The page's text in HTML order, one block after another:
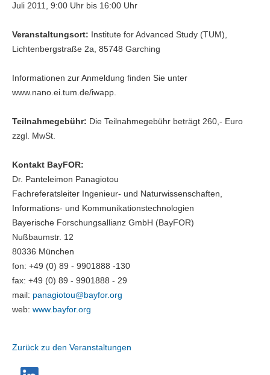
Juli 2011, 9:00 Uhr bis 16:00 Uhr
Veranstaltungsort: Institute for Advanced Study (TUM),
Lichtenbergstraße 2a, 85748 Garching
Informationen zur Anmeldung finden Sie unter
www.nano.ei.tum.de/iwapp.
Teilnahmegebühr: Die Teilnahmegebühr beträgt 260,- Euro
zzgl. MwSt.
Kontakt BayFOR:
Dr. Panteleimon Panagiotou
Fachreferatsleiter Ingenieur- und Naturwissenschaften,
Informations- und Kommunikationstechnologien
Bayerische Forschungsallianz GmbH (BayFOR)
Nußbaumstr. 12
80336 München
fon: +49 (0) 89 - 9901888 -130
fax: +49 (0) 89 - 9901888 - 29
mail: panagiotou@bayfor.org
web: www.bayfor.org
Zurück zu den Veranstaltungen